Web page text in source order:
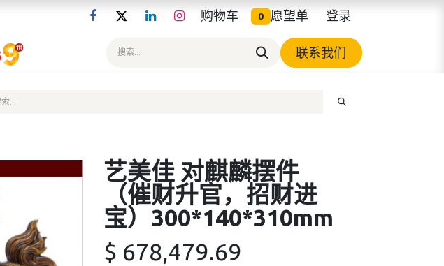
购物车 0 愿望单 登录
联系我们
艺美佳 对麒麟摆件
（催财升官，招财进
宝）300*140*310mm
$ 678,479.69